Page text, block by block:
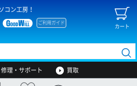
コン工房！
カート
ご利用ガイド
修理・サポート 買取